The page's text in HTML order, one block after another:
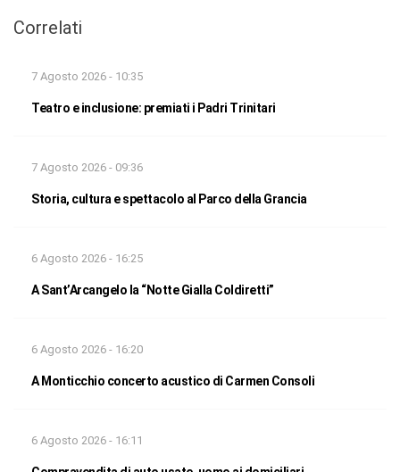
Correlati
7 Agosto 2026 - 10:35
Teatro e inclusione: premiati i Padri Trinitari
7 Agosto 2026 - 09:36
Storia, cultura e spettacolo al Parco della Grancia
6 Agosto 2026 - 16:25
A Sant’Arcangelo la “Notte Gialla Coldiretti”
6 Agosto 2026 - 16:20
A Monticchio concerto acustico di Carmen Consoli
6 Agosto 2026 - 16:11